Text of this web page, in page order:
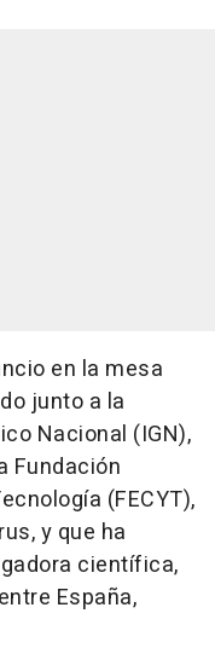
en la mesa
junto a la
Nacional (IGN),
Fundación
(FECYT),
y que ha
científica,
España,